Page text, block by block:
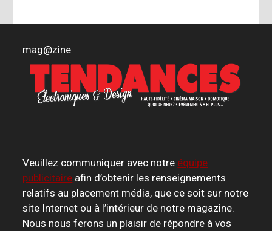
mag@zine
Veuillez communiquer avec notre équipe
publicitaire afin d’obtenir les renseignements
relatifs au placement média, que ce soit sur notre
site Internet ou à l’intérieur de notre magazine.
Nous nous ferons un plaisir de répondre à vos